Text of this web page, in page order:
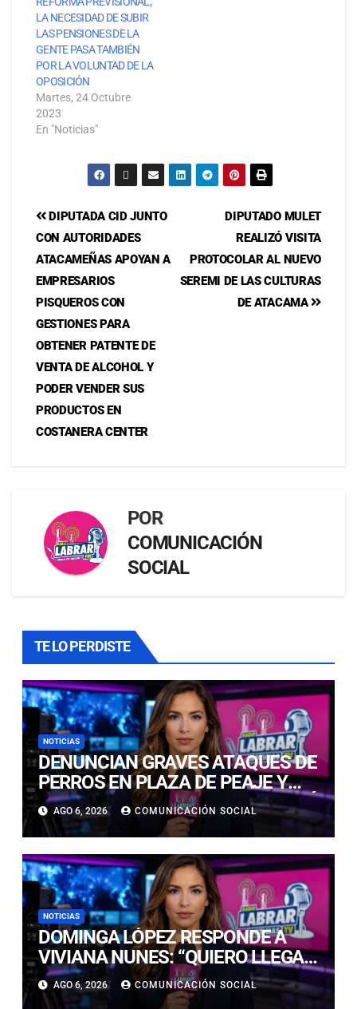
LA NECESIDAD DE SUBIR
LAS PENSIONES DE LA
GENTE PASA TAMBIÉN
POR LA VOLUNTAD DE LA
OPOSICIÓN
Martes, 24 Octubre
2023
En "Noticias"
DIPUTADO MULET
REALIZÓ VISITA
PROTOCOLAR AL NUEVO
SEREMI DE LAS CULTURAS
DE ATACAMA
DIPUTADA CID JUNTO
CON AUTORIDADES
ATACAMEÑAS APOYAN A
EMPRESARIOS
PISQUEROS CON
GESTIONES PARA
OBTENER PATENTE DE
VENTA DE ALCOHOL Y
PODER VENDER SUS
PRODUCTOS EN
COSTANERA CENTER
POR
COMUNICACIÓN
SOCIAL
TE LO PERDISTE
NOTICIAS
DENUNCIAN GRAVES ATAQUES DE
PERROS EN PLAZA DE PEAJE Y
BARRIO RESIDENCIAL EN COPIAPÓ
AGO 6, 2026 COMUNICACIÓN SOCIAL
NOTICIAS
DOMINGA LÓPEZ RESPONDE A
VIVIANA NUNES: “QUIERO LLEGAR,
NI SIQUIERA AL TOP 5, A LA
CORONA”
AGO 6, 2026 COMUNICACIÓN SOCIAL